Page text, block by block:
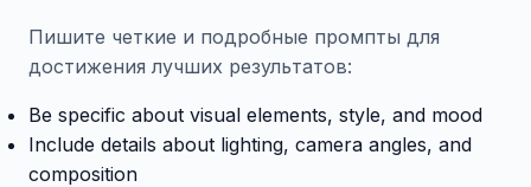
Пишите четкие и подробные промпты для
достижения лучших результатов:
Be specific about visual elements, style, and mood
Include details about lighting, camera angles, and
composition